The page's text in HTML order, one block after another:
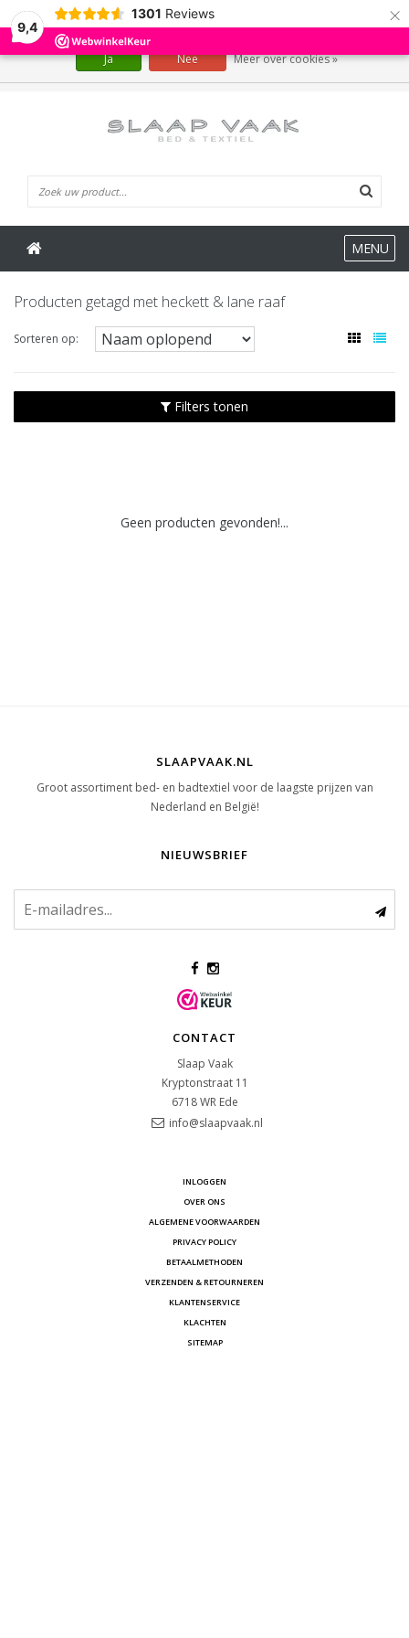
9,4
1301 Reviews ×
MENU
Producten getagd met heckett & lane raaf
Sorteren op:
Filters tonen
Geen producten gevonden!...
SLAAPVAAK.NL
Groot assortiment bed- en badtextiel voor de laagste prijzen van
Nederland en België!
NIEUWSBRIEF
CONTACT
Slaap Vaak
Kryptonstraat 11
6718 WR Ede
info@slaapvaak.nl
INLOGGEN
OVER ONS
ALGEMENE VOORWAARDEN
PRIVACY POLICY
BETAALMETHODEN
VERZENDEN & RETOURNEREN
KLANTENSERVICE
KLACHTEN
SITEMAP
Wij slaan cookies op om onze website te verbeteren. Is dat akkoord?
Ja Nee Meer over cookies »